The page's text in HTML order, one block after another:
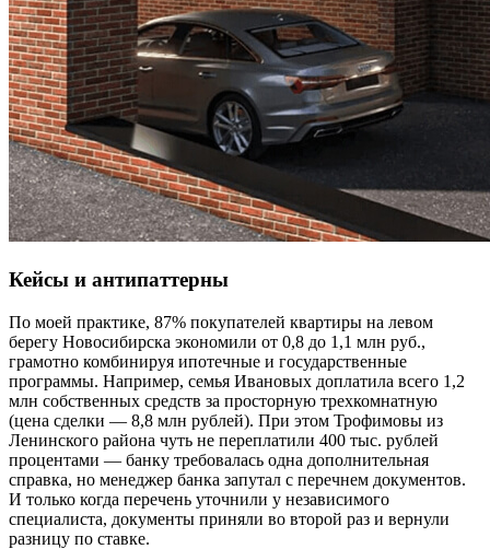
Кейсы и антипаттерны
По моей практике, 87% покупателей квартиры на левом
берегу Новосибирска экономили от 0,8 до 1,1 млн руб.,
грамотно комбинируя ипотечные и государственные
программы. Например, семья Ивановых доплатила всего 1,2
млн собственных средств за просторную трехкомнатную
(цена сделки — 8,8 млн рублей). При этом Трофимовы из
Ленинского района чуть не переплатили 400 тыс. рублей
процентами — банку требовалась одна дополнительная
справка, но менеджер банка запутал с перечнем документов.
И только когда перечень уточнили у независимого
специалиста, документы приняли во второй раз и вернули
разницу по ставке.